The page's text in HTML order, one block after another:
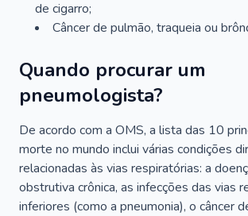
de cigarro;
Câncer de pulmão, traqueia ou
Quando procurar um
pneumologista?
De acordo com a OMS, a lista das 10
morte no mundo inclui várias condições
relacionadas às vias respiratórias: a
obstrutiva crônica, as infecções das vias
inferiores (como a pneumonia), o câncer